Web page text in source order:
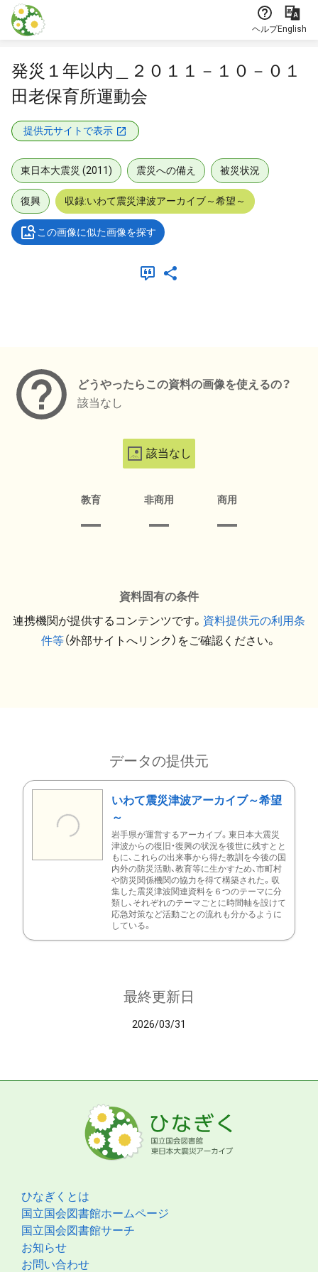
本文に飛ぶ
ヘルプEnglish
発災１年以内＿２０１１－１０－０１
田老保育所運動会
提供元サイトで表示
東日本大震災 (2011) 震災への備え 被災状況
復興 収録:いわて震災津波アーカイブ～希望～
この画像に似た画像を探す
どうやったらこの資料の画像を使えるの？
該当なし
該当なし
教育 非商用 商用
資料固有の条件
連携機関が提供するコンテンツです。 資料提供元の利用条
件等（外部サイトへリンク）をご確認ください。
データの提供元
いわて震災津波アーカイブ～希望
～
岩手県が運営するアーカイブ。東日本大震災
津波からの復旧・復興の状況を後世に残すとと
もに、これらの出来事から得た教訓を今後の国
内外の防災活動、教育等に生かすため、市町村
や防災関係機関の協力を得て構築された。収
集した震災津波関連資料を６つのテーマに分
類し、それぞれのテーマごとに時間軸を設けて
応急対策など活動ごとの流れも分かるように
している。
最終更新日
2026/03/31
ひなぎくとは
国立国会図書館ホームページ
国立国会図書館サーチ
お知らせ
お問い合わせ